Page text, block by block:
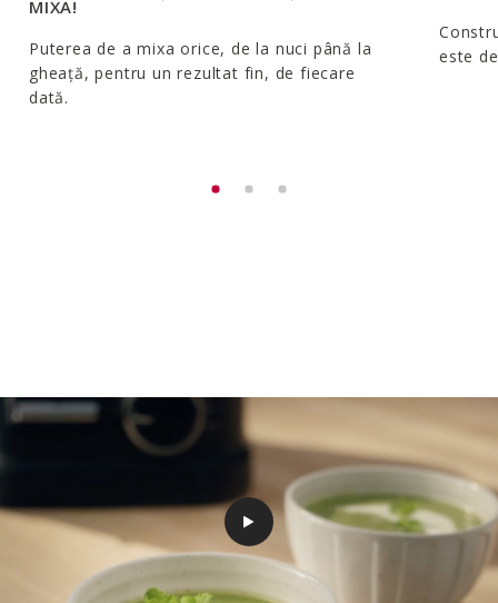
MIXA!
Puterea de a mixa orice, de la nuci până la
gheață, pentru un rezultat fin, de fiecare
dată.
este